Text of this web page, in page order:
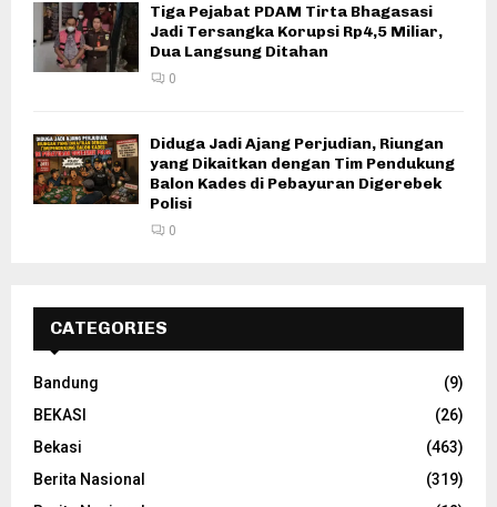
Tiga Pejabat PDAM Tirta Bhagasasi
Jadi Tersangka Korupsi Rp4,5 Miliar,
Dua Langsung Ditahan
0
Diduga Jadi Ajang Perjudian, Riungan
yang Dikaitkan dengan Tim Pendukung
Balon Kades di Pebayuran Digerebek
Polisi
0
CATEGORIES
Bandung
(9)
BEKASI
(26)
Bekasi
(463)
Berita Nasional
(319)